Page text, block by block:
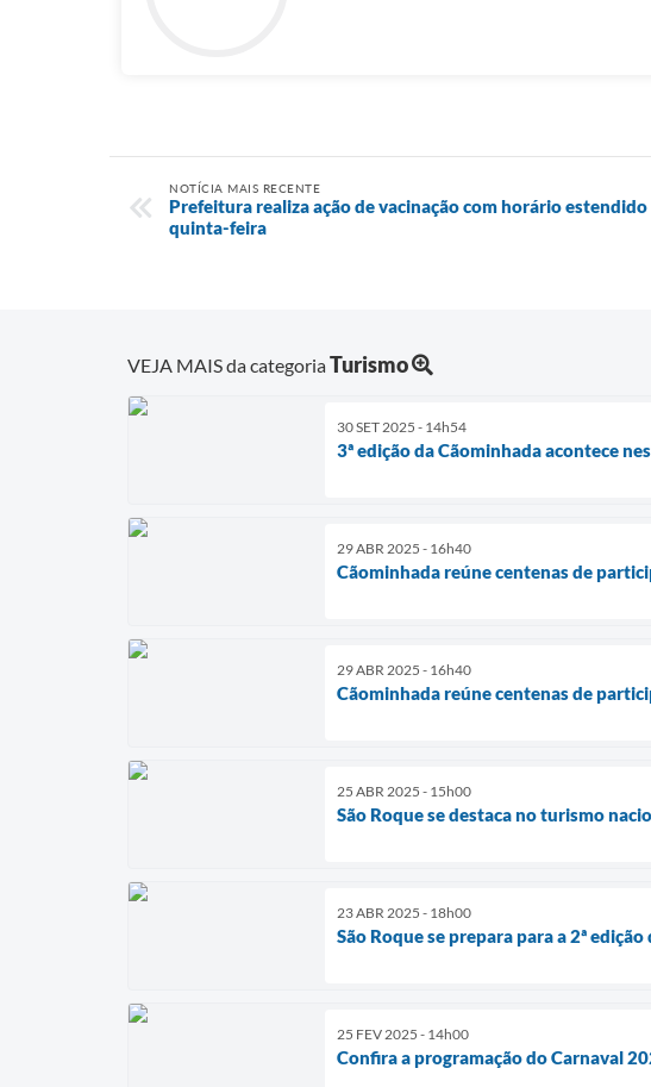
NOTÍCIA MAIS RECENTE
Prefeitura realiza ação de vacinação com horário
quinta-feira
VEJA MAIS da categoriaTurismo
30 SET 2025 - 14h54
3ª edição da Cãominhada acontece
29 ABR 2025 - 16h40
Cãominhada reúne centenas de
29 ABR 2025 - 16h40
Cãominhada reúne centenas de
25 ABR 2025 - 15h00
São Roque se destaca no turismo
23 ABR 2025 - 18h00
São Roque se prepara para a 2ª
25 FEV 2025 - 14h00
Confira a programação do Carnaval